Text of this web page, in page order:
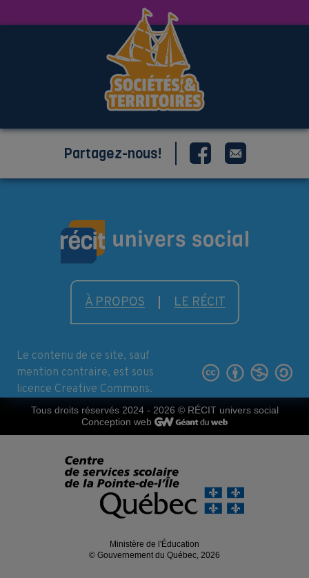
À PROPOS LE RÉCIT
Le contenu de ce site, sauf
mention contraire, est sous
licence Creative Commons.
Partagez-nous!
Tous droits réservés 2024 - 2026 © RÉCIT univers social
Conception web
Ministère de l'Éducation
© Gouvernement du Québec, 2026